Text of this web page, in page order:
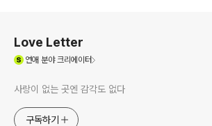
Love Letter
연애분야 크리에이터
사랑이 없는 곳엔 감각도 없다
구독하기